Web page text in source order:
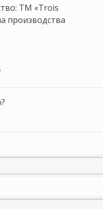
ТМ «Trois
производства